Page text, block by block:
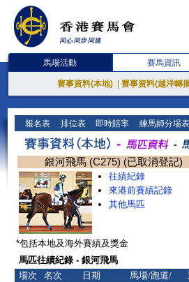
馬場活動 賽馬資訊
賽事資料(本地) 賽事資料(越洋轉
報名表 排位表 即時賠率 練馬師分場表
銀河飛馬 (C275) (已取消登記)
往績紀錄
來港前賽績記錄
其他馬匹
*包括本地及海外賽績及獎金
馬匹往績紀錄 - 銀河飛馬
場次
名次 日期
馬場/跑道/